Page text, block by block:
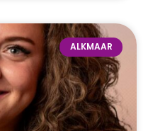
ALKMAAR